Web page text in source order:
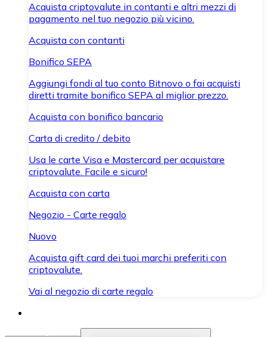
Acquista criptovalute in contanti e altri mezzi di
pagamento nel tuo negozio più vicino.
Acquista con contanti
Bonifico SEPA
Aggiungi fondi al tuo conto Bitnovo o fai acquisti
diretti tramite bonifico SEPA al miglior prezzo.
Acquista con bonifico bancario
Carta di credito / debito
Usa le carte Visa e Mastercard per acquistare
criptovalute. Facile e sicuro!
Acquista con carta
Negozio - Carte regalo
Nuovo
Acquista gift card dei tuoi marchi preferiti con
criptovalute.
Vai al negozio di carte regalo